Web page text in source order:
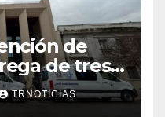
de
de tres
para
Familia
TRNOTICIAS